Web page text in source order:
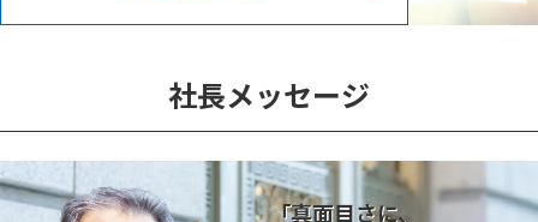
社長メッセージ
「真面目さに、